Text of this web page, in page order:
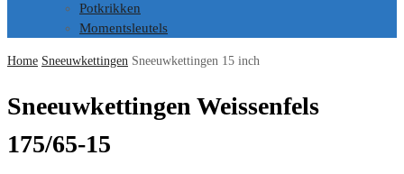
Potkrikken
Momentsleutels
Home Sneeuwkettingen Sneeuwkettingen 15 inch
Sneeuwkettingen Weissenfels
175/65-15